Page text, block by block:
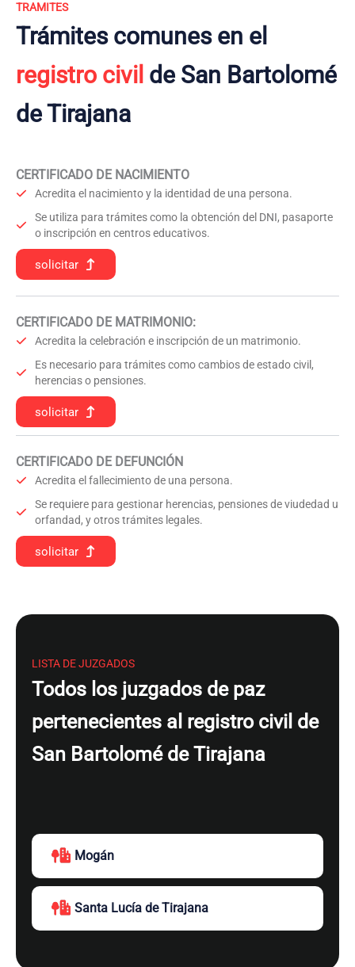
TRAMITES
Trámites comunes en el
registro civil de San Bartolomé
de Tirajana
CERTIFICADO DE NACIMIENTO
Acredita el nacimiento y la identidad de una persona.
Se utiliza para trámites como la obtención del DNI, pasaporte
o inscripción en centros educativos.
solicitar
CERTIFICADO DE MATRIMONIO:
Acredita la celebración e inscripción de un matrimonio.
Es necesario para trámites como cambios de estado civil,
herencias o pensiones.
solicitar
CERTIFICADO DE DEFUNCIÓN
Acredita el fallecimiento de una persona.
Se requiere para gestionar herencias, pensiones de viudedad u
orfandad, y otros trámites legales.
solicitar
LISTA DE JUZGADOS
Todos los juzgados de paz
pertenecientes al registro civil de
San Bartolomé de Tirajana
Mogán
Santa Lucía de Tirajana